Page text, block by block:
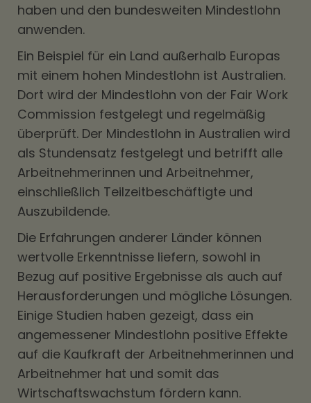
haben und den bundesweiten Mindestlohn
anwenden.
Ein Beispiel für ein Land außerhalb Europas
mit einem hohen Mindestlohn ist Australien.
Dort wird der Mindestlohn von der Fair Work
Commission festgelegt und regelmäßig
überprüft. Der Mindestlohn in Australien wird
als Stundensatz festgelegt und betrifft alle
Arbeitnehmerinnen und Arbeitnehmer,
einschließlich Teilzeitbeschäftigte und
Auszubildende.
Die Erfahrungen anderer Länder können
wertvolle Erkenntnisse liefern, sowohl in
Bezug auf positive Ergebnisse als auch auf
Herausforderungen und mögliche Lösungen.
Einige Studien haben gezeigt, dass ein
angemessener Mindestlohn positive Effekte
auf die Kaufkraft der Arbeitnehmerinnen und
Arbeitnehmer hat und somit das
Wirtschaftswachstum fördern kann.